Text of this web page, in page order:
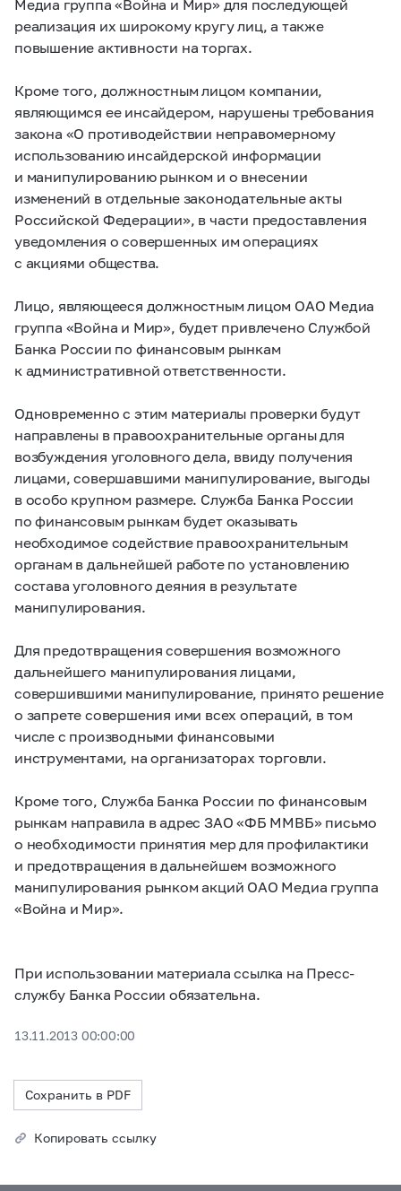
Медиа группа «Война и Мир» для последующей
реализация их широкому кругу лиц, а также
повышение активности на торгах.
Кроме того, должностным лицом компании,
являющимся ее инсайдером, нарушены требования
закона «О противодействии неправомерному
использованию инсайдерской информации
и манипулированию рынком и о внесении
изменений в отдельные законодательные акты
Российской Федерации», в части предоставления
уведомления о совершенных им операциях
с акциями общества.
Лицо, являющееся должностным лицом ОАО Медиа
группа «Война и Мир», будет привлечено Службой
Банка России по финансовым рынкам
к административной ответственности.
Одновременно с этим материалы проверки будут
направлены в правоохранительные органы для
возбуждения уголовного дела, ввиду получения
лицами, совершавшими манипулирование, выгоды
в особо крупном размере. Служба Банка России
по финансовым рынкам будет оказывать
необходимое содействие правоохранительным
органам в дальнейшей работе по установлению
состава уголовного деяния в результате
манипулирования.
Для предотвращения совершения возможного
дальнейшего манипулирования лицами,
совершившими манипулирование, принято решение
о запрете совершения ими всех операций, в том
числе с производными финансовыми
инструментами, на организаторах торговли.
Кроме того, Служба Банка России по финансовым
рынкам направила в адрес ЗАО «ФБ ММВБ» письмо
о необходимости принятия мер для профилактики
и предотвращения в дальнейшем возможного
манипулирования рынком акций ОАО Медиа группа
«Война и Мир».
При использовании материала ссылка на Пресс-
службу Банка России обязательна.
13.11.2013 00:00:00
Сохранить в PDF
Копировать ссылку